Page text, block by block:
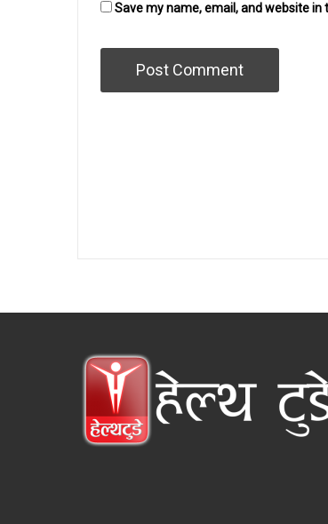
Save my name, email, and website